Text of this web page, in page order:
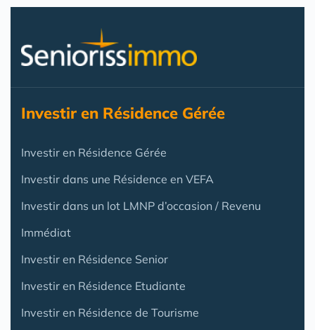
Investir en Résidence Gérée
Investir en Résidence Gérée
Investir dans une Résidence en VEFA
Investir dans un lot LMNP d’occasion / Revenu
Immédiat
Investir en Résidence Senior
Investir en Résidence Etudiante
Investir en Résidence de Tourisme